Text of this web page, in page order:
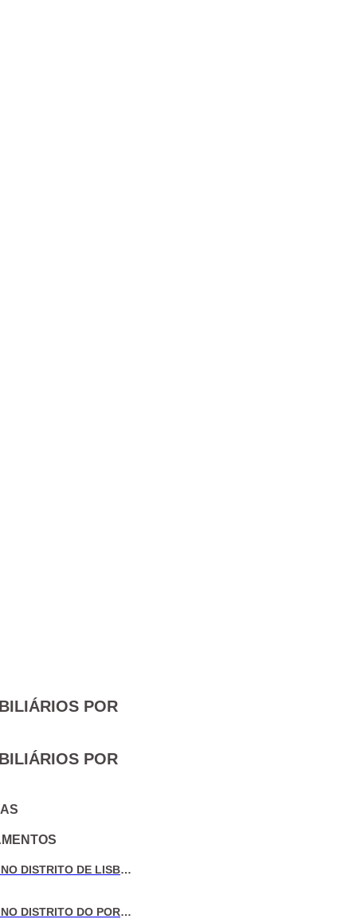
POR
POR
VENDA DE MORADIAS NO DISTRITO DE LISBOA
VENDA DE MORADIAS NO DISTRITO DO PORTO